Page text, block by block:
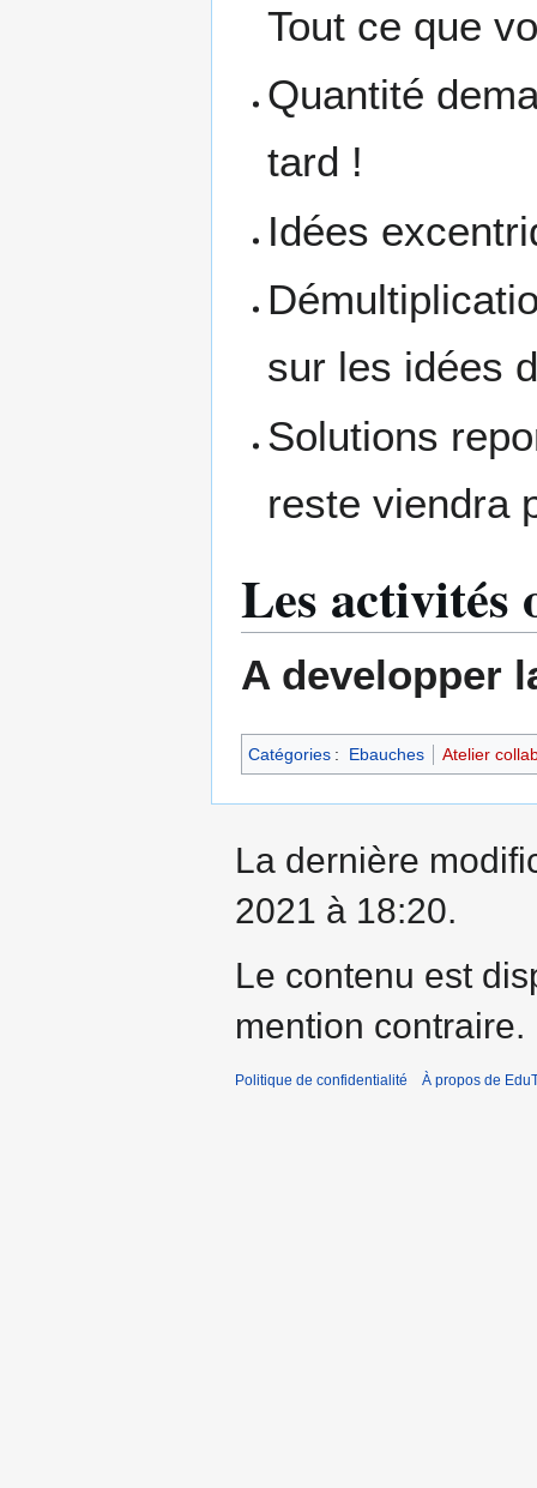
Tout ce que
Quantité
tard !
Idées
sur les idées
Solutions
reste viendra
Les activités
A developper
Catégories : Ebauches Atelier
La dernière
2021 à 18:20.
Le contenu est
mention contraire.
Politique de confidentialité À propos de